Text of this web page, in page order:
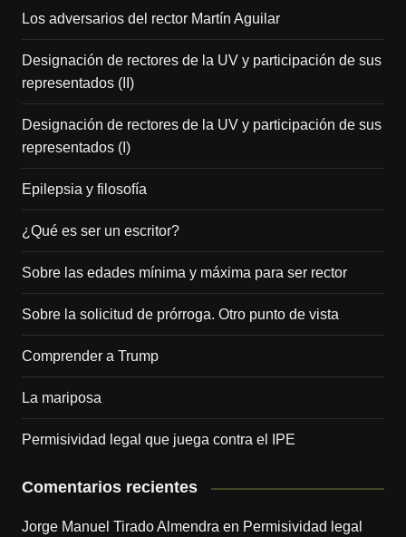
Los adversarios del rector Martín Aguilar
Designación de rectores de la UV y participación de sus
representados (II)
Designación de rectores de la UV y participación de sus
representados (I)
Epilepsia y filosofía
¿Qué es ser un escritor?
Sobre las edades mínima y máxima para ser rector
Sobre la solicitud de prórroga. Otro punto de vista
Comprender a Trump
La mariposa
Permisividad legal que juega contra el IPE
Comentarios recientes
Jorge Manuel Tirado Almendra en Permisividad legal